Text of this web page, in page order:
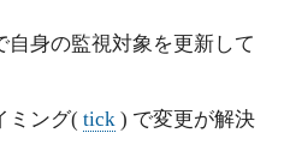
自身の監視対象を更新して
ミング(tick ) で変更が解決